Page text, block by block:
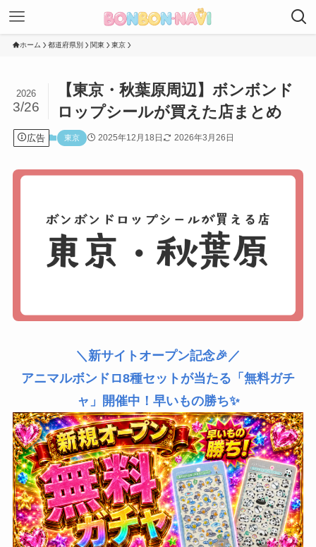
ホーム 都道府県別 関東 東京
【東京・秋葉原周辺】ボンボンド
ロップシールが買えた店まとめ
2026
3/26
広告 東京 2025年12月18日 2026年3月26日
＼新サイトオープン記念🎉／
アニマルボンドロ8種セットが当たる「無料ガチ
ャ」開催中！早いもの勝ち✨